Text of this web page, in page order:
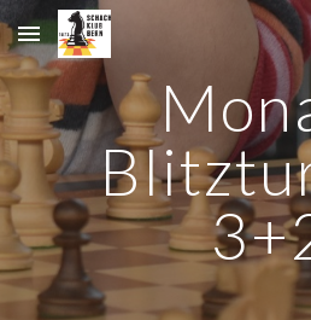
Skip to main content